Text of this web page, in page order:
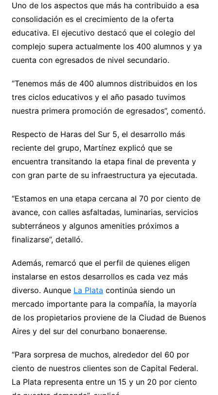
Uno de los aspectos que más ha contribuido a esa
consolidación es el crecimiento de la oferta
educativa. El ejecutivo destacó que el colegio del
complejo supera actualmente los 400 alumnos y ya
cuenta con egresados de nivel secundario.
“Tenemos más de 400 alumnos distribuidos en los
tres ciclos educativos y el año pasado tuvimos
nuestra primera promoción de egresados”, comentó.
Respecto de Haras del Sur 5, el desarrollo más
reciente del grupo, Martínez explicó que se
encuentra transitando la etapa final de preventa y
con gran parte de su infraestructura ya ejecutada.
“Estamos en una etapa cercana al 70 por ciento de
avance, con calles asfaltadas, luminarias, servicios
subterráneos y algunos amenities próximos a
finalizarse”, detalló.
Además, remarcó que el perfil de quienes eligen
instalarse en estos desarrollos es cada vez más
diverso. Aunque La Plata continúa siendo un
mercado importante para la compañía, la mayoría
de los propietarios proviene de la Ciudad de Buenos
Aires y del sur del conurbano bonaerense.
“Para sorpresa de muchos, alrededor del 60 por
ciento de nuestros clientes son de Capital Federal.
La Plata representa entre un 15 y un 20 por ciento